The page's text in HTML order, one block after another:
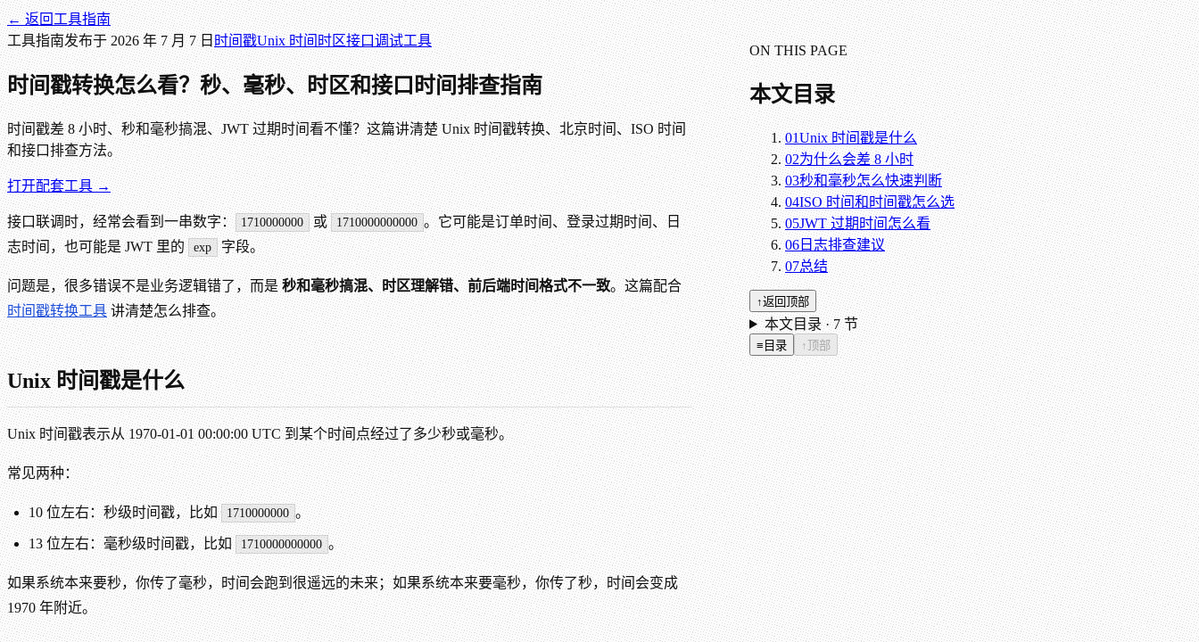
← 返回工具指南
工具指南发布于2026 年 7 月 7 日时间戳Unix 时间时区接口调试工具
时间戳转换怎么看？秒、毫秒、时区和接口时间排查指南
时间戳差 8 小时、秒和毫秒搞混、JWT 过期时间看不懂？这篇讲清楚 Unix 时间戳转换、北京时间、ISO 时间
和接口排查方法。
打开配套工具 →
ON THIS PAGE
本文目录
01Unix 时间戳是什么
02为什么会差 8 小时
03秒和毫秒怎么快速判断
04ISO 时间和时间戳怎么选
05JWT 过期时间怎么看
06日志排查建议
07总结
↑返回顶部
本文目录 ·7节
≡ 目录 ↑ 顶部
接口联调时，经常会看到一串数字： 1710000000 或 1710000000000 。它可能是订单时间、登录过期时间、日
志时间，也可能是 JWT 里的 exp 字段。
问题是，很多错误不是业务逻辑错了，而是秒和毫秒搞混、时区理解错、前后端时间格式不一致。这篇配合
时间戳转换工具讲清楚怎么排查。
Unix 时间戳是什么
Unix 时间戳表示从 1970-01-01 00:00:00 UTC 到某个时间点经过了多少秒或毫秒。
常见两种：
10 位左右：秒级时间戳，比如 1710000000 。
13 位左右：毫秒级时间戳，比如 1710000000000 。
如果系统本来要秒，你传了毫秒，时间会跑到很遥远的未来；如果系统本来要毫秒，你传了秒，时间会变成
1970 年附近。